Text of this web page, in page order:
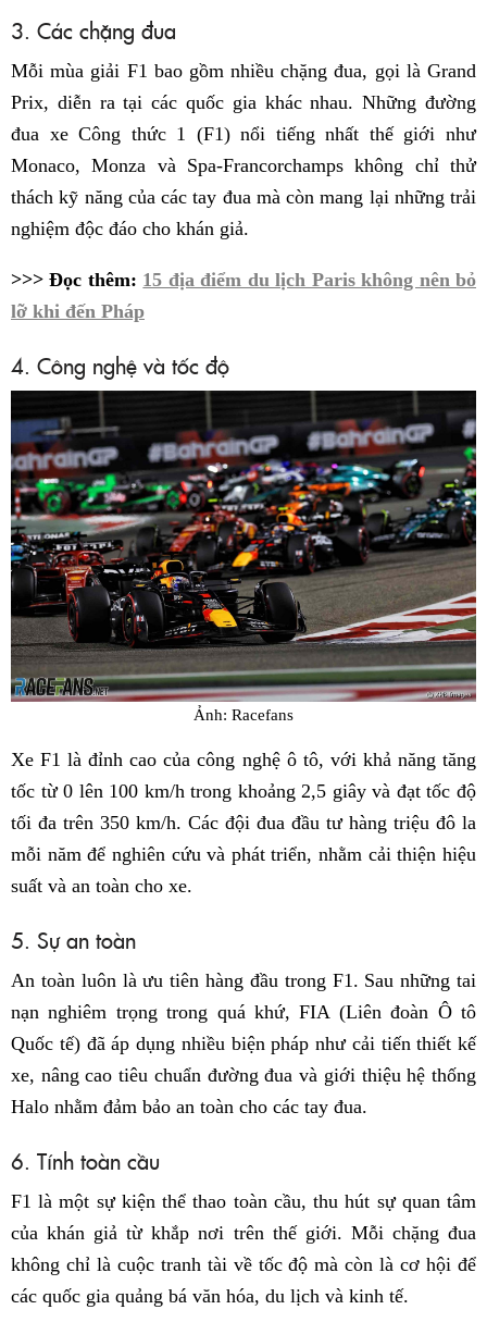
3. Các chặng đua
Mỗi mùa giải F1 bao gồm nhiều chặng đua, gọi là Grand
Prix, diễn ra tại các quốc gia khác nhau. Những đường
đua xe Công thức 1 (F1) nổi tiếng nhất thế giới như
Monaco, Monza và Spa-Francorchamps không chỉ thử
thách kỹ năng của các tay đua mà còn mang lại những trải
nghiệm độc đáo cho khán giả.​
>>> Đọc thêm: 15 địa điểm du lịch Paris không nên bỏ
lỡ khi đến Pháp
4. Công nghệ và tốc độ
Ảnh: Racefans
Xe F1 là đỉnh cao của công nghệ ô tô, với khả năng tăng
tốc từ 0 lên 100 km/h trong khoảng 2,5 giây và đạt tốc độ
tối đa trên 350 km/h. Các đội đua đầu tư hàng triệu đô la
mỗi năm để nghiên cứu và phát triển, nhằm cải thiện hiệu
suất và an toàn cho xe.​
5. Sự an toàn
An toàn luôn là ưu tiên hàng đầu trong F1. Sau những tai
nạn nghiêm trọng trong quá khứ, FIA (Liên đoàn Ô tô
Quốc tế) đã áp dụng nhiều biện pháp như cải tiến thiết kế
xe, nâng cao tiêu chuẩn đường đua và giới thiệu hệ thống
Halo nhằm đảm bảo an toàn cho các tay đua.
6. Tính toàn cầu
F1 là một sự kiện thể thao toàn cầu, thu hút sự quan tâm
của khán giả từ khắp nơi trên thế giới. Mỗi chặng đua
không chỉ là cuộc tranh tài về tốc độ mà còn là cơ hội để
các quốc gia quảng bá văn hóa, du lịch và kinh tế.​